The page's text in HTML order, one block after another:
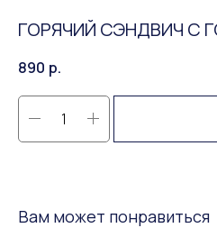
ГОРЯЧИЙ СЭНДВИЧ C
890 р.
Вам может понравиться